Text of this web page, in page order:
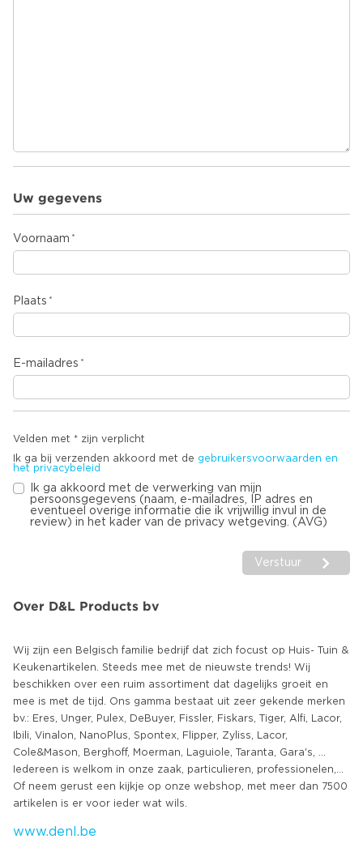
Uw gegevens
Voornaam
Plaats
E-mailadres
Velden met * zijn verplicht
Ik ga bij verzenden akkoord met de gebruikersvoorwaarden en
het privacybeleid
Ik ga akkoord met de verwerking van mijn
persoonsgegevens (naam, e-mailadres, IP adres en
eventueel overige informatie die ik vrijwillig invul in de
review) in het kader van de privacy wetgeving. (AVG)
Verstuur
Over D&L Products bv
Wij zijn een Belgisch familie bedrijf dat zich focust op Huis- Tuin &
Keukenartikelen. Steeds mee met de nieuwste trends! Wij
beschikken over een ruim assortiment dat dagelijks groeit en
mee is met de tijd. Ons gamma bestaat uit zeer gekende merken
bv.: Eres, Unger, Pulex, DeBuyer, Fissler, Fiskars, Tiger, Alfi, Lacor,
Ibili, Vinalon, NanoPlus, Spontex, Flipper, Zyliss, Lacor,
Cole&Mason, Berghoff, Moerman, Laguiole, Taranta, Gara's, ...
Iedereen is welkom in onze zaak, particulieren, professionelen,...
Of neem gerust een kijkje op onze webshop, met meer dan 7500
www.denl.be